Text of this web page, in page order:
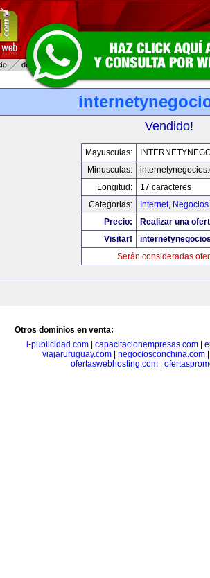
Vendido!
Mayusculas:
Minusculas:
Longitud:
17 caracteres
Categorias:
Internet, Negocios
Precio:
Realizar una
Visitar!
Serán consideradas
Otros dominios en venta:
i-publicidad.com| capacitacionempresas.com|
viajaruruguay.com| negociosconchina.com
ofertaswebhosting.com|